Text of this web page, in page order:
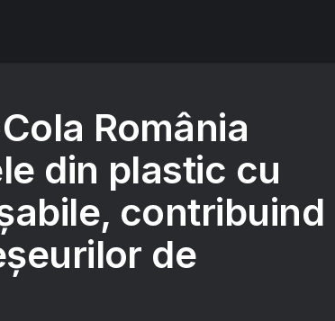
România
din plastic cu
contribuind
de